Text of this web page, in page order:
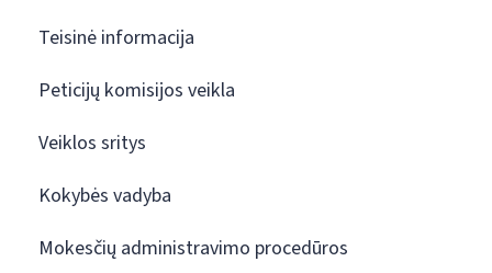
Teisinė informacija
Peticijų komisijos veikla
Veiklos sritys
Kokybės vadyba
Mokesčių administravimo procedūros